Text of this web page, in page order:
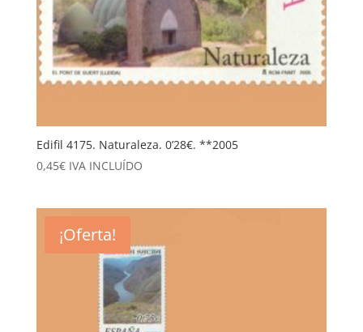
Edifil 4175. Naturaleza. 0’28€. **2005
0,45€ IVA INCLUÍDO
¡Oferta!